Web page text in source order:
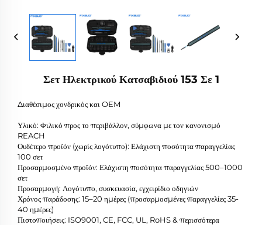
Σετ Ηλεκτρικού Κατσαβιδιού 153 Σε 1
Διαθέσιμος χονδρικός και OEM
Υλικό: Φιλικό προς το περιβάλλον, σύμφωνα με τον κανονισμό
REACH
Ουδέτερο προϊόν (χωρίς λογότυπο): Ελάχιστη ποσότητα παραγγελίας
100 σετ
Προσαρμοσμένο προϊόν: Ελάχιστη ποσότητα παραγγελίας 500–1000
σετ
Προσαρμογή: Λογότυπο, συσκευασία, εγχειρίδιο οδηγιών
Χρόνος παράδοσης: 15–20 ημέρες (προσαρμοσμένες παραγγελίες 35-
40 ημέρες)
Πιστοποιήσεις: ISO9001, CE, FCC, UL, RoHS & περισσότερα